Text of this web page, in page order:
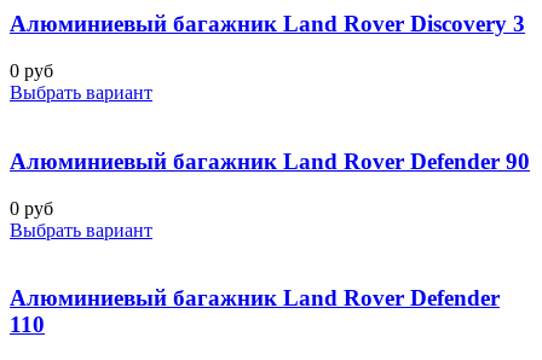
Алюминиевый багажник Land Rover Discovery 3
0 руб
Выбрать вариант
Алюминиевый багажник Land Rover Defender 90
0 руб
Выбрать вариант
Алюминиевый багажник Land Rover Defender
110